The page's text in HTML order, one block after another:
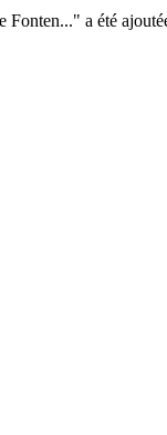
Fonten..." a été